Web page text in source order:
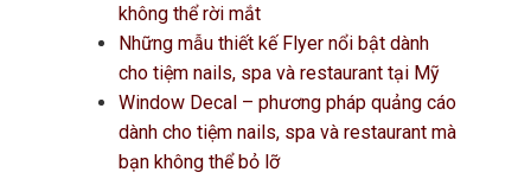
không thể rời mắt
Những mẫu thiết kế Flyer nổi bật dành
cho tiệm nails, spa và restaurant tại Mỹ
Window Decal – phương pháp quảng cáo
dành cho tiệm nails, spa và restaurant mà
bạn không thể bỏ lỡ